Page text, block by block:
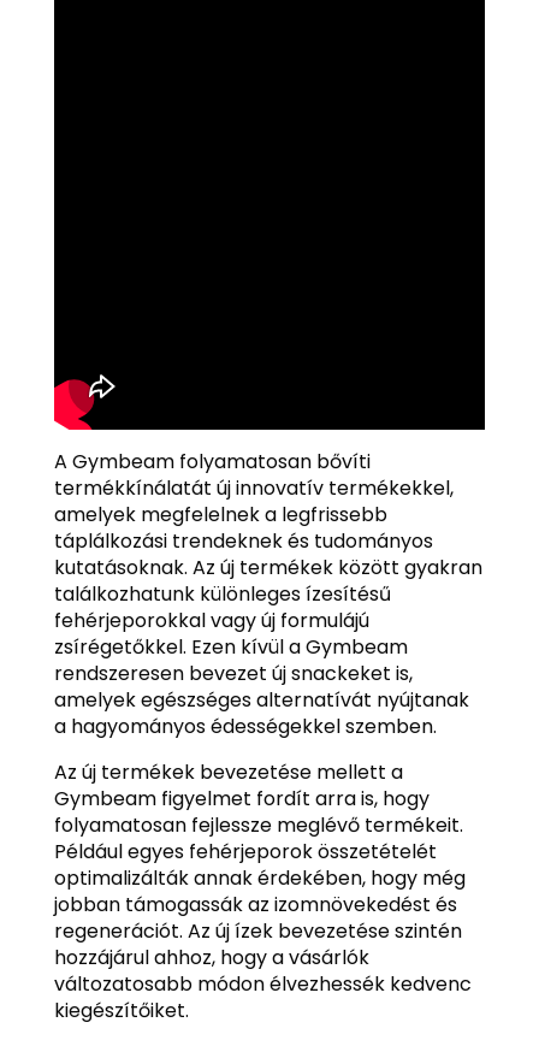
A Gymbeam folyamatosan bővíti
termékkínálatát új innovatív termékekkel,
amelyek megfelelnek a legfrissebb
táplálkozási trendeknek és tudományos
kutatásoknak. Az új termékek között gyakran
találkozhatunk különleges ízesítésű
fehérjeporokkal vagy új formulájú
zsírégetőkkel. Ezen kívül a Gymbeam
rendszeresen bevezet új snackeket is,
amelyek egészséges alternatívát nyújtanak
a hagyományos édességekkel szemben.
Az új termékek bevezetése mellett a
Gymbeam figyelmet fordít arra is, hogy
folyamatosan fejlessze meglévő termékeit.
Például egyes fehérjeporok összetételét
optimalizálták annak érdekében, hogy még
jobban támogassák az izomnövekedést és
regenerációt. Az új ízek bevezetése szintén
hozzájárul ahhoz, hogy a vásárlók
változatosabb módon élvezhessék kedvenc
kiegészítőiket.